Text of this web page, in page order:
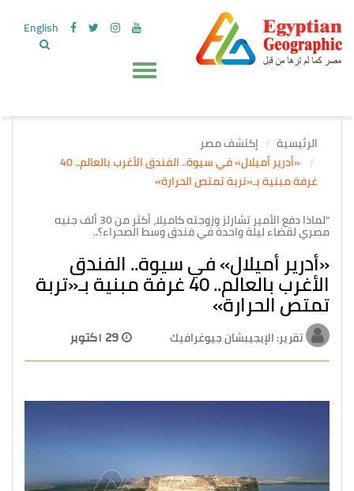
English
الرئيسية
إكتشف مصر
«أدرير أميلال» في سيوة.. الفندق الأغرب بالعالم.. 40
غرفة مبنية بـ«تربة تمتص الحرارة»
"لماذا دفع الأمير تشارلز وزوجته كاميلا، أكثر من 30 ألف جنيه
مصري لقضاء ليلة واحدة في فندق وسط الصحراء؟..
«أدرير أميلال» في سيوة.. الفندق
الأغرب بالعالم.. 40 غرفة مبنية بـ«تربة
تمتص الحرارة»
تقرير: الإيجيبشان جيوغرافيك